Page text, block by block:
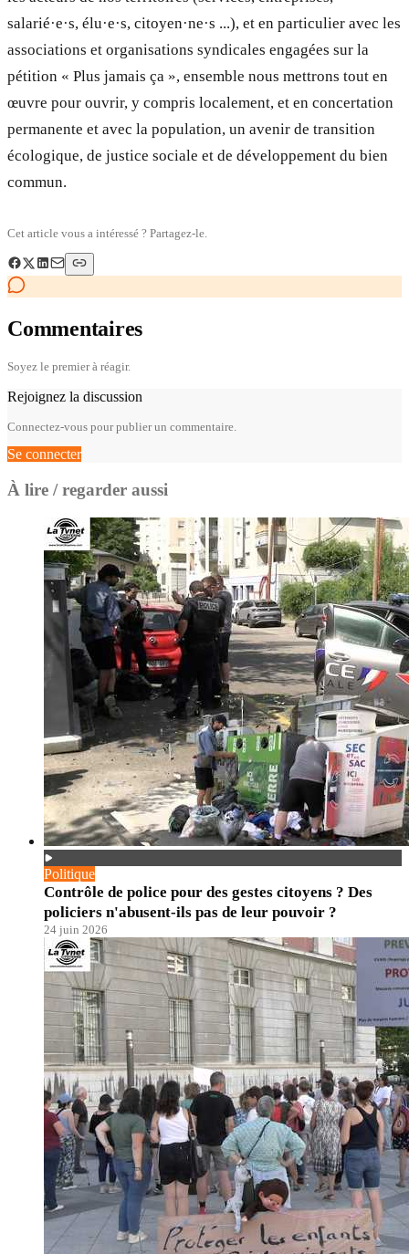
salarié·e·s, élu·e·s, citoyen·ne·s ...), et en particulier avec les
associations et organisations syndicales engagées sur la
pétition « Plus jamais ça », ensemble nous mettrons tout en
œuvre pour ouvrir, y compris localement, et en concertation
permanente et avec la population, un avenir de transition
écologique, de justice sociale et de développement du bien
commun.
Cet article vous a intéressé ? Partagez-le.
Commentaires
Soyez le premier à réagir.
Rejoignez la discussion
Connectez-vous pour publier un commentaire.
Se connecter
À lire / regarder aussi
Politique
Contrôle de police pour des gestes citoyens ? Des
policiers n'abusent-ils pas de leur pouvoir ?
24 juin 2026